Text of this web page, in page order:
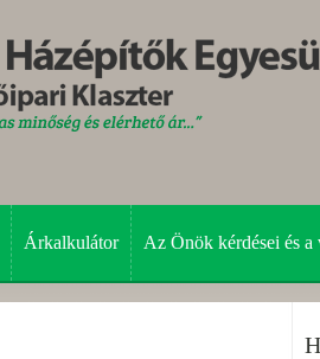
Árkalkulátor Az Önök kérdései és a